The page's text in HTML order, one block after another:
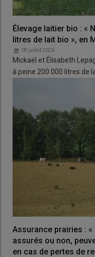
Élevage laitier bio : «
litres de lait bio », en
18 juillet 2026
Mickaël et Élisabeth
à peine 200 000 litres de
Assurance prairies :
assurés ou non,
en cas de pertes de